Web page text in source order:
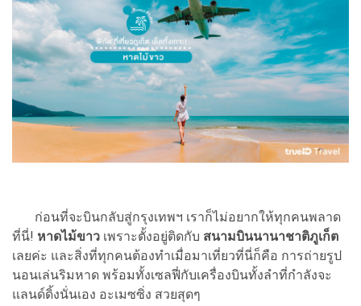
ก่อนที่จะบินกลับสู่กรุงเทพฯ เราก็ไม่อยากให้ทุกคนพลาด
ที่นี่! หาดไม้ขาว เพราะตั้งอยู่ติดกับ สนามบินนานาชาติภูเก็ต
เลยค่ะ และสิ่งที่ทุกคนต้องทำเมื่อมาเที่ยวที่นี่ก็คือ การถ่ายรูป
นอนเล่นริมหาด พร้อมทั้งเซลฟี่กับเครื่องบินทั้งลำที่กำลังจะ
แลนด์ดิ้งนั่นเอง อะเมซซิ่ง สวยสุดๆ